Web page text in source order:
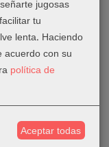
jugosas
tu
lenta. Haciendo
con su
política de
Aceptar todas